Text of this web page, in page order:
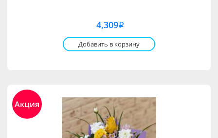
4,309i
Добавить в корзину
Акция